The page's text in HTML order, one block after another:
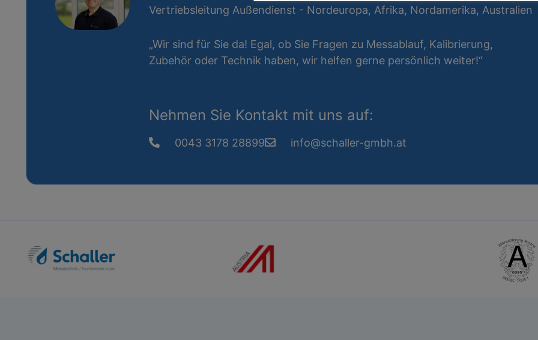
Vertriebsleitung Außendienst - Nordeuropa, Afrika, Nordamerika, Australien
„Wir sind für Sie da! Egal, ob Sie Fragen zu Messablauf, Kalibrierung,
Zubehör oder Technik haben, wir helfen gerne persönlich weiter!“
Nehmen Sie Kontakt mit uns auf:
0043 3178 28899 info@schaller-gmbh.at